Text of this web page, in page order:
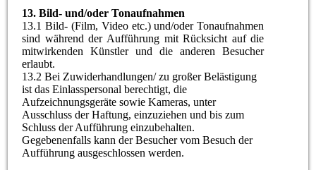
13.Bild- und/oder Tonaufnahmen
13.1 Bild- (Film, Video etc.) und/oder Tonaufnahmen
sind während der Aufführung mit Rücksicht auf die
mitwirkenden Künstler und die anderen Besucher
erlaubt.
13.2 Bei Zuwiderhandlungen/ zu großer Belästigung
ist das Einlasspersonal berechtigt, die
Aufzeichnungsgeräte sowie Kameras, unter
Ausschluss der Haftung, einzuziehen und bis zum
Schluss der Aufführung einzubehalten.
Gegebenenfalls kann der Besucher vom Besuch der
Aufführung ausgeschlossen werden.